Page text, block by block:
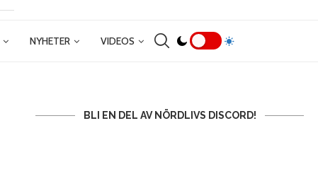
NYHETER VIDEOS
BLI EN DEL AV NÖRDLIVS DISCORD!